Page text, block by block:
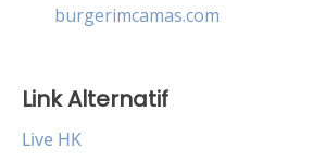
burgerimcamas.com
Link Alternatif
Live HK